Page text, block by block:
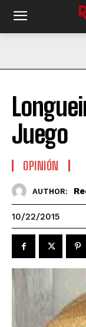
Juego
OPINIÓN
AUTHOR:
10/22/2015